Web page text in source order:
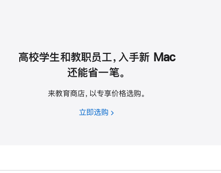
高校学生和教职员工，入手新 Mac
还能省一笔。
来教育商店，以专享价格选购。
立即选购 高